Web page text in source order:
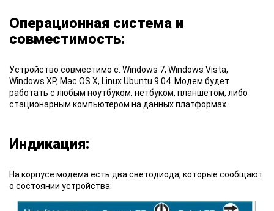
Операционная система и
совместимость:
Устройство совместимо с: Windows 7, Windows Vista,
Windows XP, Mac OS X, Linux Ubuntu 9.04. Модем будет
работать с любым ноутбуком, нетбуком, планшетом, либо
стационарным компьютером на данных платформах.
Индикация:
На корпусе модема есть два светодиода, которые сообщают
о состоянии устройства: